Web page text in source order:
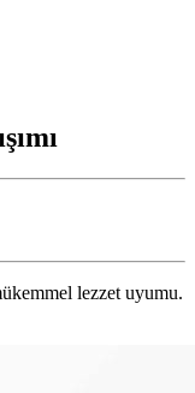
lezzet uyumu.